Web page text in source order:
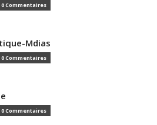
0 Commentaires
Mdias
0 Commentaires
0 Commentaires